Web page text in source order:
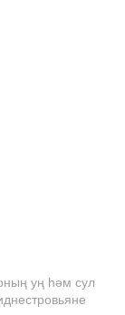
уң һәм сул